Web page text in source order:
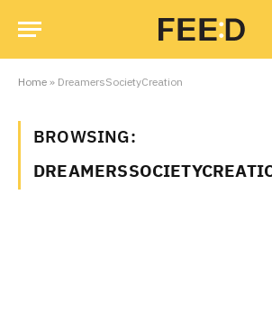
Home» DreamersSocietyCreation
BROWSING: